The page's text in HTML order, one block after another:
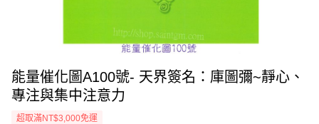
能量催化圖A100號- 天界簽名：庫圖彌~靜心、
專注與集中注意力
超取滿NT$3,000免運